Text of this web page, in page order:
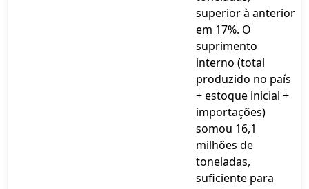
superior à anterior
em 17%. O
suprimento
interno (total
produzido no país
+ estoque inicial +
importações)
somou 16,1
milhões de
toneladas,
suficiente para